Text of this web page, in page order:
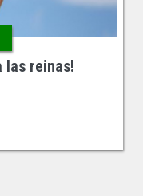
las reinas!